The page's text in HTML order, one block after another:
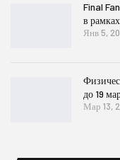
Final
в
Янв 5,
до 19
Мар 13,